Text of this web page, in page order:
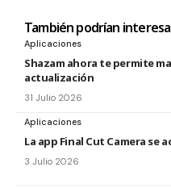
También podrían
Aplicaciones
Shazam ahora te permite
actualización
31 Julio 2026
Aplicaciones
La app Final Cut Camera se
3 Julio 2026